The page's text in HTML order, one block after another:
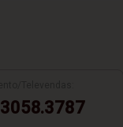
3058.3787